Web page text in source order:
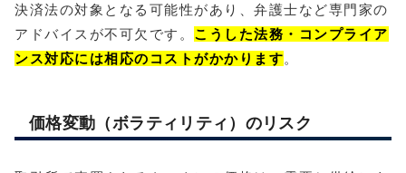
決済法の対象となる可能性があり、弁護士など専門家の
アドバイスが不可欠です。 こうした法務・コンプライア
ンス対応には相応のコストがかかります。
価格変動（ボラティリティ）のリスク